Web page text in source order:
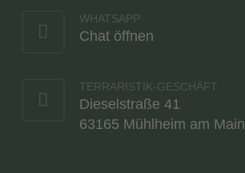
WHATSAPP
Chat öffnen
TERRARISTIK-GESCHÄFT
Dieselstraße 41
63165 Mühlheim am Main